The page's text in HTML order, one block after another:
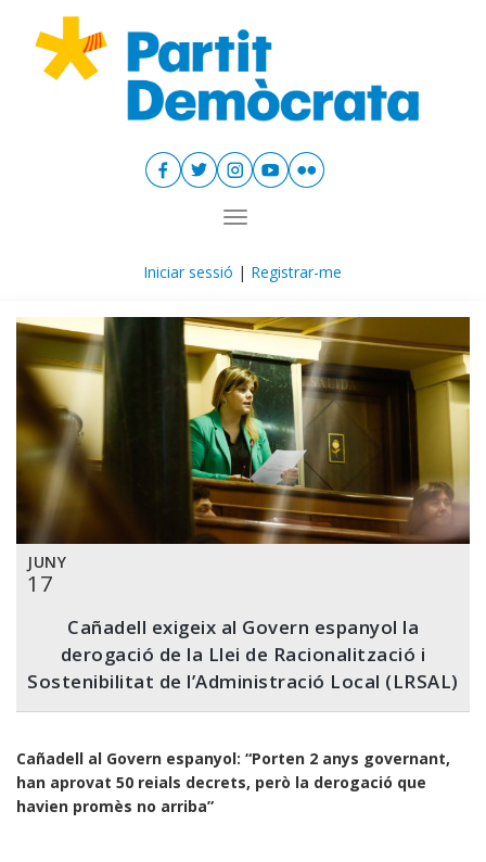
Toggle navigation
Iniciar sessió | Registrar-me
JUNY
17
Cañadell exigeix al Govern espanyol la
derogació de la Llei de Racionalització i
Sostenibilitat de l’Administració Local (LRSAL)
Cañadell al Govern espanyol: “Porten 2 anys governant,
han aprovat 50 reials decrets, però la derogació que
havien promès no arriba”